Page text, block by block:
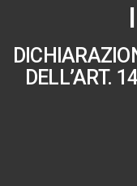
DELL’ART.